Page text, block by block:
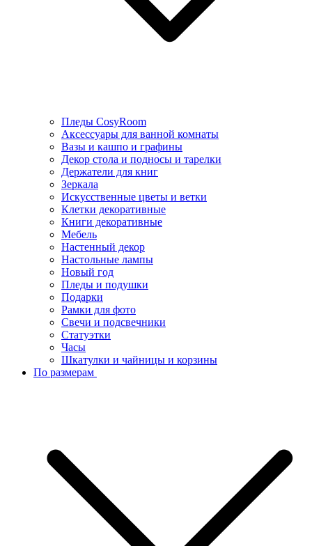
Пледы CosyRoom
Аксессуары для ванной комнаты
Вазы и кашпо и графины
Декор стола и подносы и тарелки
Держатели для книг
Зеркала
Искусcтвенные цветы и ветки
Клетки декоративные
Книги декоративные
Мебель
Настенный декор
Настольные лампы
Новый год
Пледы и подушки
Подарки
Рамки для фото
Свечи и подсвечники
Статуэтки
Часы
Шкатулки и чайницы и корзины
По размерам